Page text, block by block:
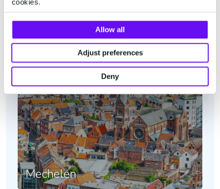
cookies.
Allow all
Adjust preferences
Deny
Mechelen